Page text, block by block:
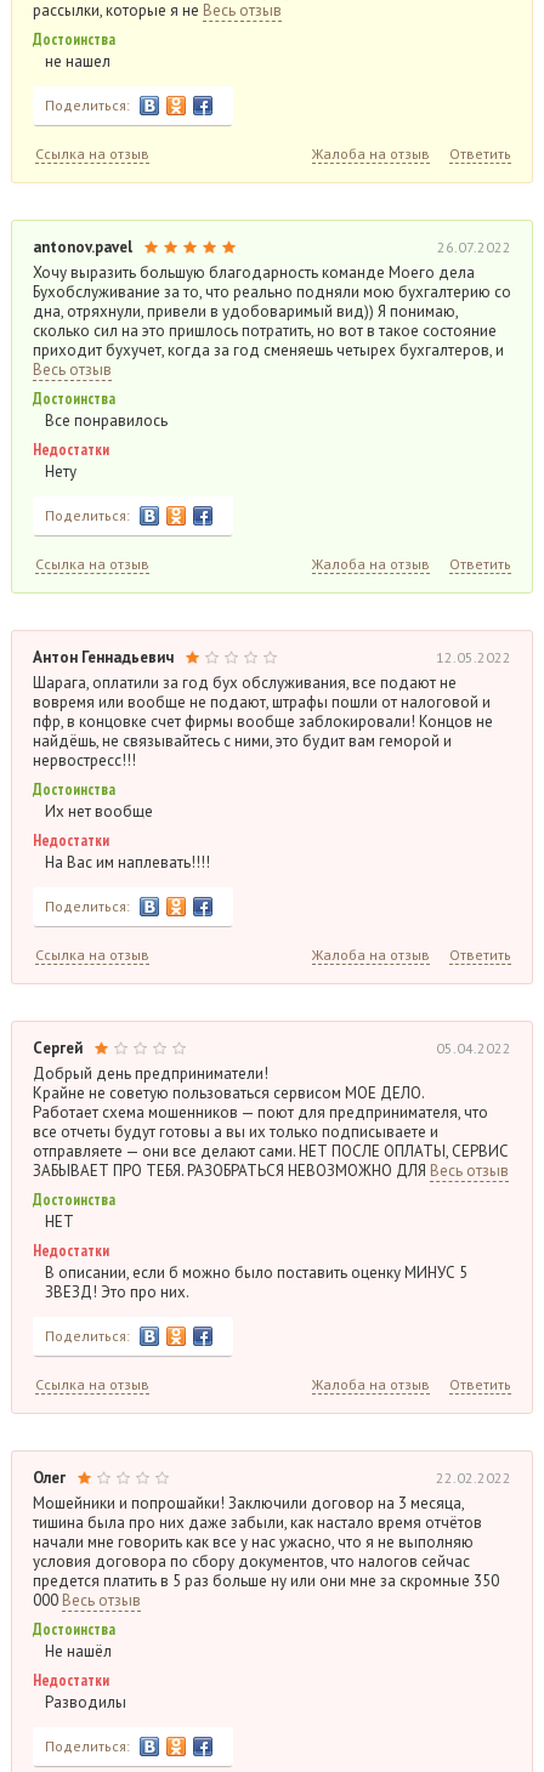
рассылки, которые я не Весь отзыв
Достоинства
не нашел
Поделиться:
Ссылка на отзыв Жалоба на отзыв Ответить
antonov.pavel 26.07.2022
Хочу выразить большую благодарность команде Моего дела
Бухобслуживание за то, что реально подняли мою бухгалтерию со
дна, отряхнули, привели в удобоваримый вид)) Я понимаю,
сколько сил на это пришлось потратить, но вот в такое состояние
приходит бухучет, когда за год сменяешь четырех бухгалтеров, и
Весь отзыв
Достоинства
Все понравилось
Недостатки
Нету
Поделиться:
Ссылка на отзыв Жалоба на отзыв Ответить
Антон Геннадьевич 12.05.2022
Шарага, оплатили за год бух обслуживания, все подают не
вовремя или вообще не подают, штрафы пошли от налоговой и
пфр, в концовке счет фирмы вообще заблокировали! Концов не
найдёшь, не связывайтесь с ними, это будит вам геморой и
нервостресс!!!
Достоинства
Их нет вообще
Недостатки
На Вас им наплевать!!!!
Поделиться:
Ссылка на отзыв Жалоба на отзыв Ответить
Сергей 05.04.2022
Добрый день предприниматели!
Крайне не советую пользоваться сервисом МОЕ ДЕЛО.
Работает схема мошенников — поют для предпринимателя, что
все отчеты будут готовы а вы их только подписываете и
отправляете — они все делают сами. НЕТ ПОСЛЕ ОПЛАТЫ, СЕРВИС
ЗАБЫВАЕТ ПРО ТЕБЯ. РАЗОБРАТЬСЯ НЕВОЗМОЖНО ДЛЯ Весь отзыв
Достоинства
НЕТ
Недостатки
В описании, если б можно было поставить оценку МИНУС 5
ЗВЕЗД! Это про них.
Поделиться:
Ссылка на отзыв Жалоба на отзыв Ответить
Олег 22.02.2022
Мошейники и попрошайки! Заключили договор на 3 месяца,
тишина была про них даже забыли, как настало время отчётов
начали мне говорить как все у нас ужасно, что я не выполняю
условия договора по сбору документов, что налогов сейчас
предется платить в 5 раз больше ну или они мне за скромные 350
000 Весь отзыв
Достоинства
Не нашёл
Недостатки
Разводилы
Поделиться: